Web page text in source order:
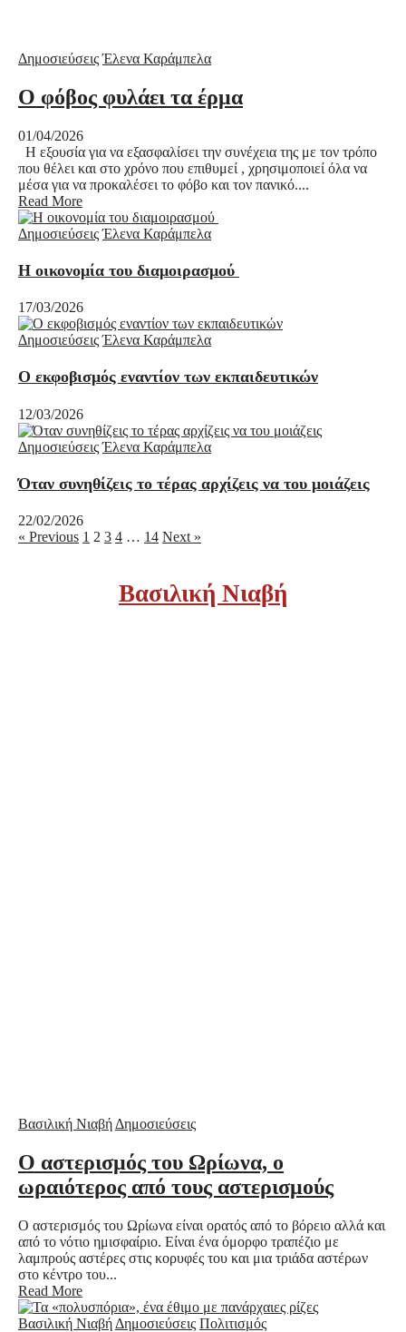
Δημοσιεύσεις Έλενα Καράμπελα
Ο φόβος φυλάει τα έρμα
01/04/2026
Η εξουσία για να εξασφαλίσει την συνέχεια της με τον τρόπο
που θέλει και στο χρόνο που επιθυμεί , χρησιμοποιεί όλα να
μέσα για να προκαλέσει το φόβο και τον πανικό....
Read More
Δημοσιεύσεις Έλενα Καράμπελα
Η οικονομία του διαμοιρασμού
17/03/2026
Δημοσιεύσεις Έλενα Καράμπελα
Ο εκφοβισμός εναντίον των εκπαιδευτικών
12/03/2026
Δημοσιεύσεις Έλενα Καράμπελα
Όταν συνηθίζεις το τέρας αρχίζεις να του μοιάζεις
22/02/2026
« Previous 1 2 3 4 … 14 Next »
Βασιλική Νιαβή
Βασιλική Νιαβή Δημοσιεύσεις
Ο αστερισμός του Ωρίωνα, ο
ωραιότερος από τους αστερισμούς
Ο αστερισμός του Ωρίωνα είναι ορατός από το βόρειο αλλά και
από το νότιο ημισφαίριο. Είναι ένα όμορφο τραπέζιο με
λαμπρούς αστέρες στις κορυφές του και μια τριάδα αστέρων
στο κέντρο του...
Read More
Βασιλική Νιαβή Δημοσιεύσεις Πολιτισμός